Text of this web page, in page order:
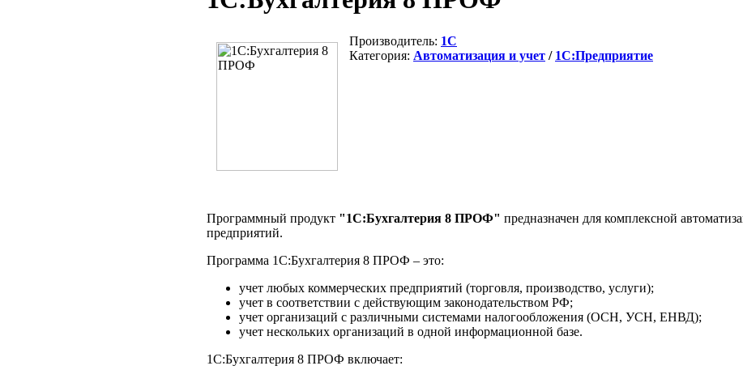
Производитель: 1C
Категория: Автоматизация и учет / 1С:Предприятие
Программный продукт "1С:Бухгалтерия 8 ПРОФ" предназначен для комплексной
предприятий.
Программа 1С:Бухгалтерия 8 ПРОФ – это:
учет любых коммерческих предприятий (торговля, производство, услуги);
учет в соответствии с действующим законодательством РФ;
учет организаций с различными системами налогообложения (ОСН, УСН, ЕНВД);
учет нескольких организаций в одной информационной базе.
1С:Бухгалтерия 8 ПРОФ включает: